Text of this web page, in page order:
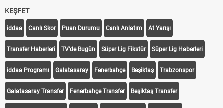
KEŞFET
iddaa Canlı Skor Puan Durumu Canlı Anlatım At Yarışı
Transfer Haberleri TV'de Bugün Süper Lig Fikstür Süper Lig Haberleri
iddaa Programı Galatasaray Fenerbahçe Beşiktaş Trabzonspor
Galatasaray Transfer Fenerbahçe Transfer Beşiktaş Transfer